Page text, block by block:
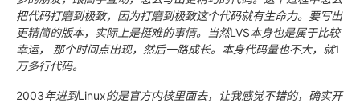
把代码打磨到极致，因为打磨到极致这个代码就有生命力。要写出
更精简的版本，实际上是挺难的事情。当然LVS本身也是属于比较
幸运，
那个时间点出现，然后一路成长。本身代码量也不大，就1
万多行代码。
2003年进到Linux的是官方内核里面去，让我感觉不错的，确实开